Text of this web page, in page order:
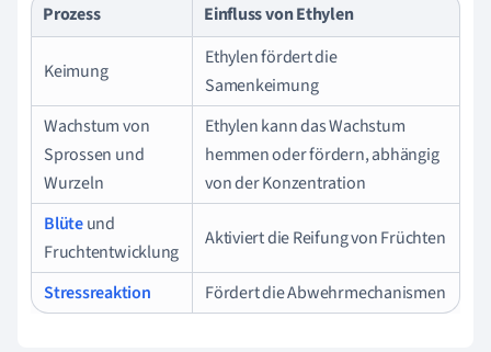
Prozess Einfluss von Ethylen
Keimung
Ethylen fördert die
Samenkeimung
Wachstum von
Sprossen und
Wurzeln
Ethylen kann das Wachstum
hemmen oder fördern, abhängig
von der Konzentration
Blüteund
Fruchtentwicklung
Aktiviert die Reifung von Früchten
Stressreaktion Fördert die Abwehrmechanismen